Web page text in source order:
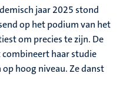
jaar 2025 stond
op het podium van het
om precies te zijn. De
haar studie
hoog niveau. Ze danst